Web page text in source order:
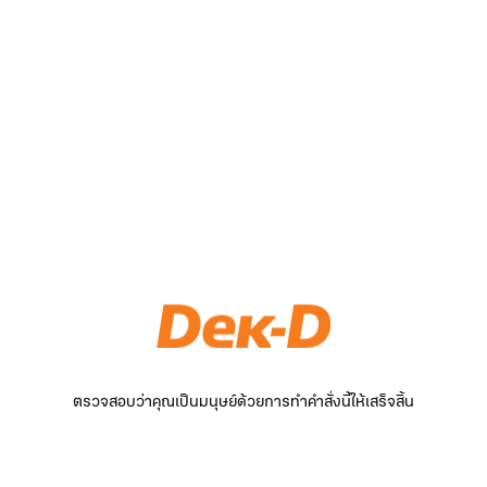
ตรวจสอบว่าคุณเป็นมนุษย์ด้วยการทำคำสั่งนี้ให้เสร็จสิ้น